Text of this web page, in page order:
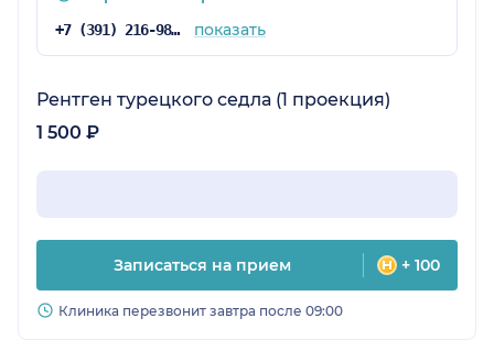
+7 (391) 216-98-40 показать
Рентген турецкого седла (1 проекция)
1 500 ₽
Записаться на прием + 100
Клиника перезвонит завтра после 09:00